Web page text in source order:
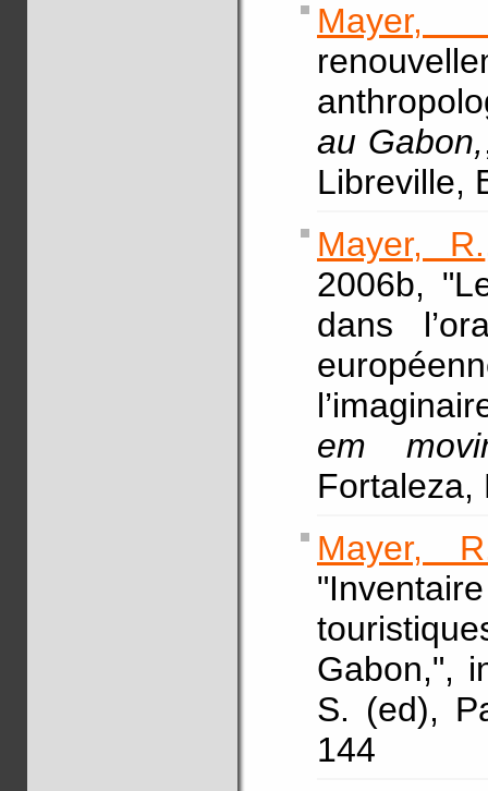
Mayer,
au Gabon,
Libreville,
Mayer, R.
2006b,
dans
em
Fortaleza,
Mayer,
Gabon,",
S. (ed),
144